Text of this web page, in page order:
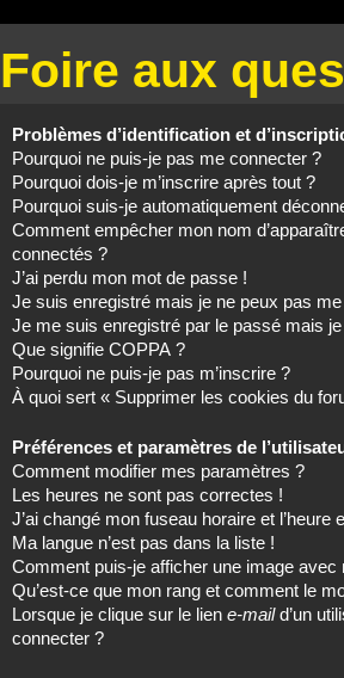
Foire aux
Problèmes d’identification et
Pourquoi ne puis-je pas me connecter ?
Pourquoi dois-je m’inscrire après tout ?
Pourquoi suis-je automatiquement
Comment empêcher mon nom
connectés ?
J’ai perdu mon mot de passe !
Je suis enregistré mais je ne peux pas
Je me suis enregistré par le passé mais
Que signifie COPPA ?
Pourquoi ne puis-je pas m’inscrire ?
À quoi sert « Supprimer les cookies du
Préférences et paramètres de
Comment modifier mes paramètres ?
Les heures ne sont pas correctes !
J’ai changé mon fuseau horaire et l’heure
Ma langue n’est pas dans la liste !
Comment puis-je afficher une image avec
Qu’est-ce que mon rang et comment le
Lorsque je clique sur le lien e-maild’un
connecter ?